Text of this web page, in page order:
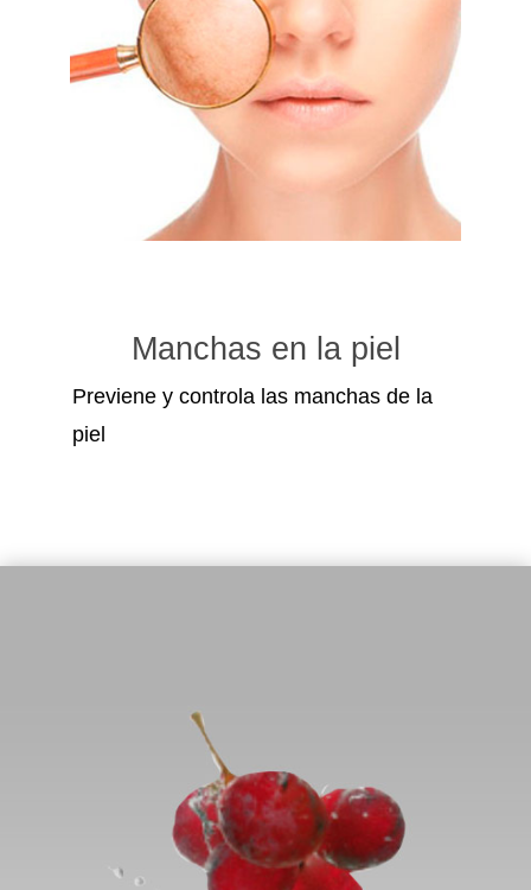
Manchas en la piel
Previene y controla las manchas de la
piel